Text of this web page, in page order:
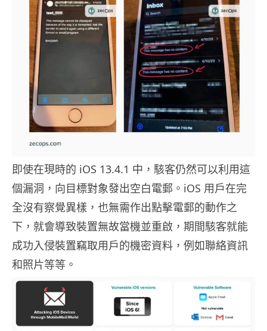
即使在現時的 iOS 13.4.1 中，駭客仍然可以利用這
個漏洞，向目標對象發出空白電郵。 iOS 用戶在完
全沒有察覺異樣，也無需作出點擊電郵的動作之
下，就會導致裝置無故當機並重啟，期間駭客就能
成功入侵裝置竊取用戶的機密資料，例如聯絡資訊
和照片等等。